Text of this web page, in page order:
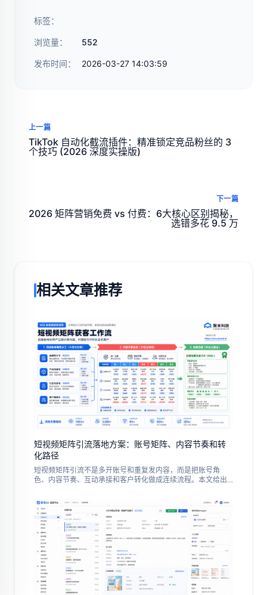
标签：
浏览量： 552
发布时间： 2026-03-27 14:03:59
上一篇
TikTok 自动化截流插件：精准锁定竞品粉丝的 3
个技巧 (2026 深度实操版)
下一篇
2026 矩阵营销免费 vs 付费：6大核心区别揭秘，
选错多花 9.5 万
相关文章推荐
短视频矩阵引流落地方案：账号矩阵、内容节奏和转
化路径
短视频矩阵引流不是多开账号和重复发内容，而是把账号角
色、内容节奏、互动承接和客户转化做成连续流程。本文给出